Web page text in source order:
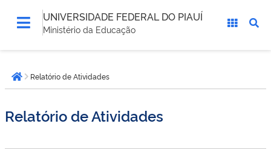
UNIVERSIDADE FEDERAL DO PIAUÍ
Ministério da Educação
está
aqui:Página inicial
Relatório de Atividades
Relatório de Atividades